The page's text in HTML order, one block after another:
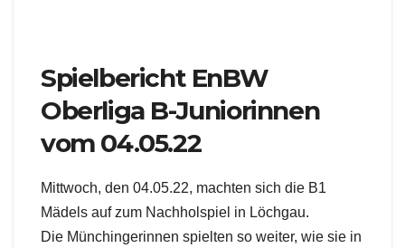
Spielbericht EnBW
Oberliga B-Juniorinnen
vom 04.05.22
Mittwoch, den 04.05.22, machten sich die B1
Mädels auf zum Nachholspiel in Löchgau.
Die Münchingerinnen spielten so weiter, wie sie in